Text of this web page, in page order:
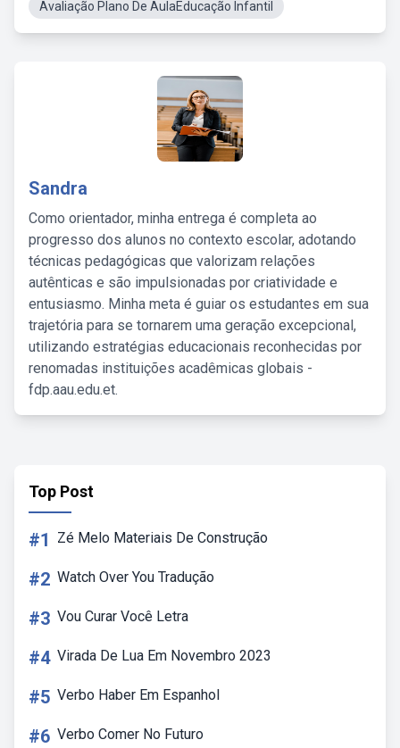
Avaliação Plano De AulaEducação Infantil
Sandra
Como orientador, minha entrega é completa ao
progresso dos alunos no contexto escolar, adotando
técnicas pedagógicas que valorizam relações
autênticas e são impulsionadas por criatividade e
entusiasmo. Minha meta é guiar os estudantes em sua
trajetória para se tornarem uma geração excepcional,
utilizando estratégias educacionais reconhecidas por
renomadas instituições acadêmicas globais -
fdp.aau.edu.et.
Top Post
#1 Zé Melo Materiais De Construção
#2 Watch Over You Tradução
#3 Vou Curar Você Letra
#4 Virada De Lua Em Novembro 2023
#5 Verbo Haber Em Espanhol
#6 Verbo Comer No Futuro